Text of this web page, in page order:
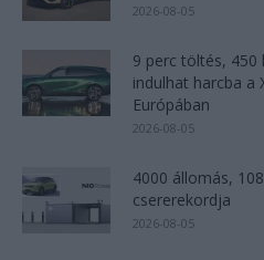
2026-08-05
9 perc töltés,
indulhat harcba a
Európában
2026-08-05
4000 állomás,
csererekordja
2026-08-05